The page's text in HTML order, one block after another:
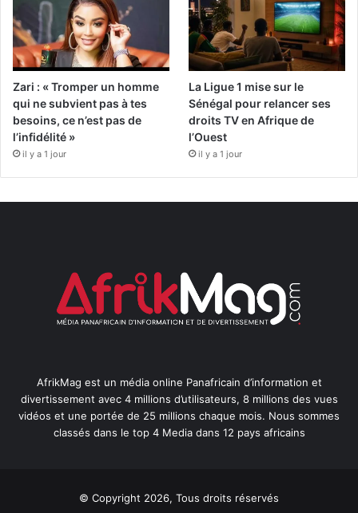
Zari : « Tromper un homme
qui ne subvient pas à tes
besoins, ce n’est pas de
l’infidélité »
il y a 1 jour
La Ligue 1 mise sur le
Sénégal pour relancer ses
droits TV en Afrique de
l’Ouest
il y a 1 jour
AfrikMag est un média online Panafricain d’information et
divertissement avec 4 millions d’utilisateurs, 8 millions des vues
vidéos et une portée de 25 millions chaque mois. Nous sommes
classés dans le top 4 Media dans 12 pays africains
© Copyright 2026, Tous droits réservés